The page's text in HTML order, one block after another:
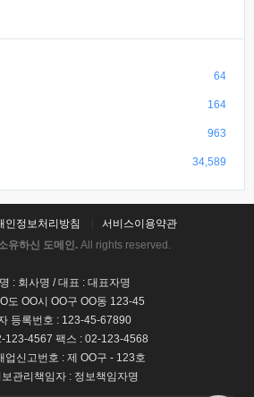
64
164
963
34,589
인정보처리방침
서비스이용약관
유하신 도메인. All rights reserved.
: 회사명 / 대표 : 대표자명
도 OO시 OO구 OO동 123-45
등록번호 : 123-45-67890
123-4567 팩스 : 02-123-4568
업신고번호 : 제 OO구 - 123호
관리책임자 : 정보책임자명